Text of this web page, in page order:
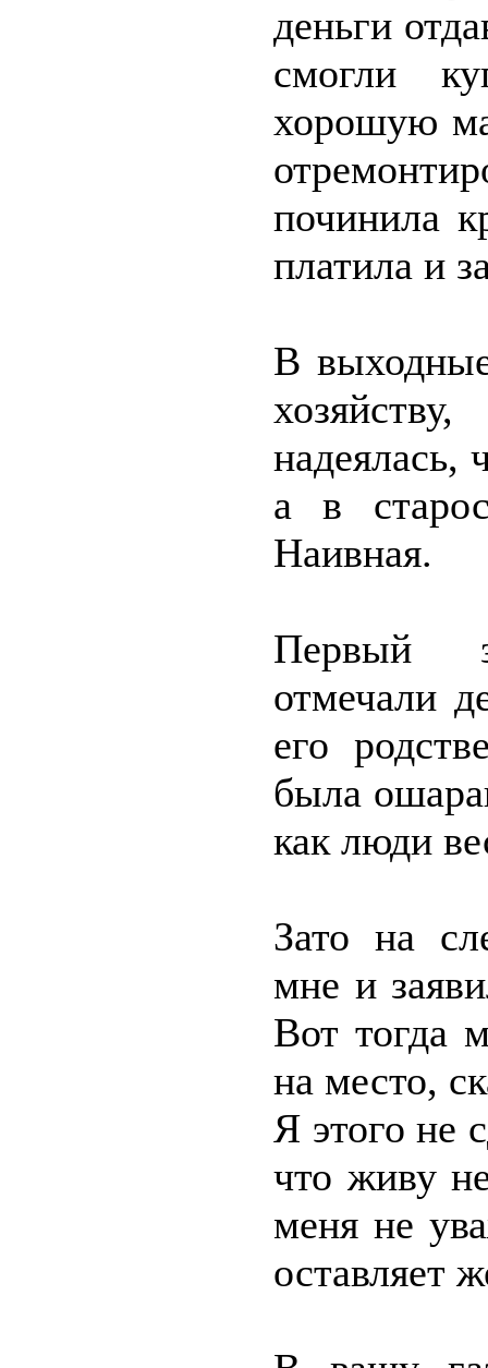
деньги
смогли
хорошую
починила
платила и
В
надеялась,
а в
Наивная.
Первый
отмечали
его
была
как люди
Зато на
мне и
Вот тогда
на место,
Я этого не
что живу
меня не
оставляет